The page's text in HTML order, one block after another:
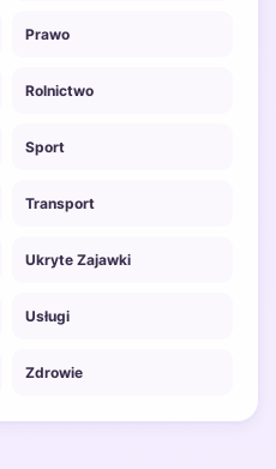
Prawo
Rolnictwo
Sport
Transport
Ukryte Zajawki
Usługi
Zdrowie